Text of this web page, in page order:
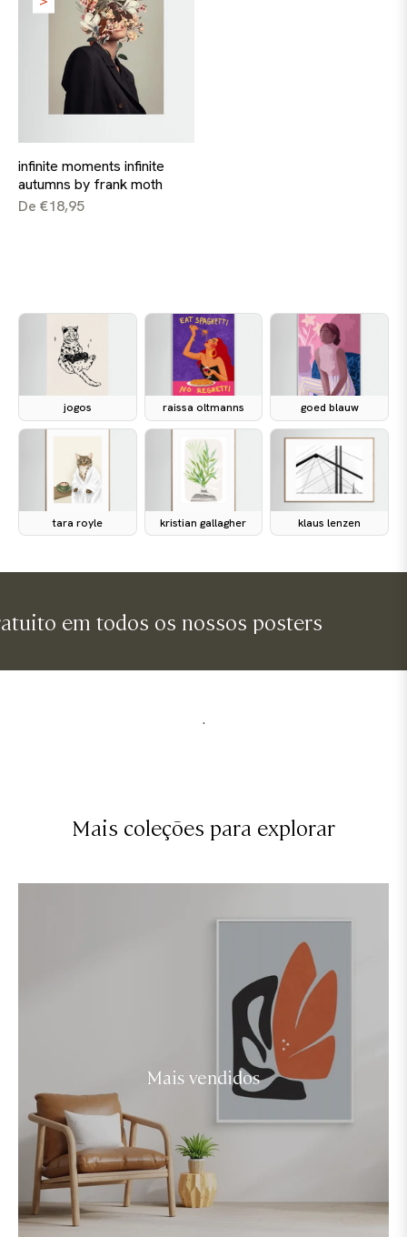
infinite moments infinite
autumns by frank moth
De €18,95
jogos raissa oltmanns goed blauw
tara royle kristian gallagher klaus lenzen
todos os nossos posters
.
Mais coleções para explorar
Mais vendidos